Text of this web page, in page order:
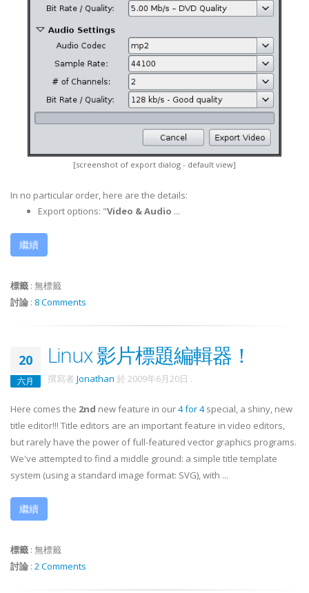
[screenshot of export dialog - default view]
In no particular order, here are the details:
Export options: "Video & Audio ...
繼續
標籤 : 無標籤
討論 : 8 Comments
20
六月
Linux 影片標題編輯器！
撰寫者 Jonathan 於 2009年6月20日 .
Here comes the 2nd new feature in our4 for 4special, a shiny, new
title editor!!! Title editors are an important feature in video editors,
but rarely have the power of full-featured vector graphics programs.
We've attempted to find a middle ground: a simple title template
system (using a standard image format: SVG), with ...
繼續
標籤 : 無標籤
討論 : 2 Comments